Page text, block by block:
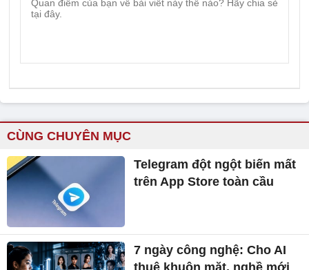
CÙNG CHUYÊN MỤC
Telegram đột ngột biến mất
trên App Store toàn cầu
7 ngày công nghệ: Cho AI